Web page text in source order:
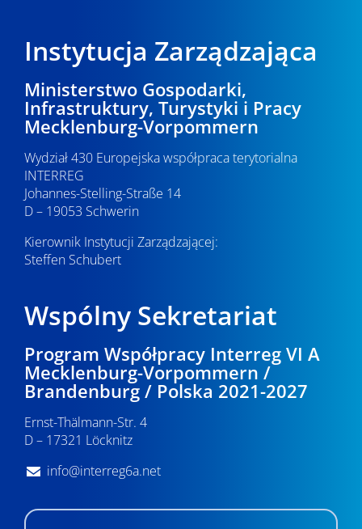
Instytucja Zarządzająca
Ministerstwo Gospodarki,
Infrastruktury, Turystyki i Pracy
Mecklenburg-Vorpommern
Wydział 430 Europejska współpraca terytorialna
INTERREG
Johannes-Stelling-Straße 14
D – 19053 Schwerin
Kierownik Instytucji Zarządzającej:
Steffen Schubert
Wspólny Sekretariat
Program Współpracy Interreg VI A
Mecklenburg-Vorpommern /
Brandenburg / Polska 2021-2027
Ernst-Thälmann-Str. 4
D – 17321 Löcknitz
info@interreg6a.net